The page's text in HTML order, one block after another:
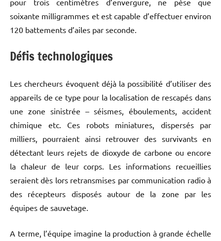
soixante milligrammes et est capable d’effectuer environ
120 battements d’ailes par seconde.
Défis technologiques
Les chercheurs évoquent déjà la possibilité d’utiliser des
appareils de ce type pour la localisation de rescapés dans
une zone sinistrée – séismes, éboulements, accident
chimique etc. Ces robots miniatures, dispersés par
milliers, pourraient ainsi retrouver des survivants en
détectant leurs rejets de dioxyde de carbone ou encore
la chaleur de leur corps. Les informations recueillies
seraient dès lors retransmises par communication radio à
des récepteurs disposés autour de la zone par les
équipes de sauvetage.
A terme, l’équipe imagine la production à grande échelle